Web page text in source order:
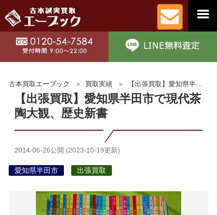
古本買取エーブック 買取実績 【出張買取】愛知県半田市で現代茶陶大観、歴史新書
【出張買取】愛知県半田市で現代茶
陶大観、歴史新書
2014-06-26公開 (2023-10-19更新)
愛知県半田市 出張買取